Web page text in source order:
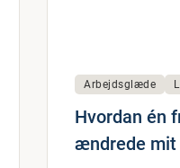
Arbejdsglæde
Hvordan én
ændrede mit